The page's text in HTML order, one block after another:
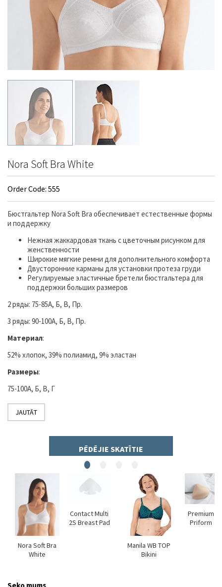
Nora Soft Bra White
Order Code: 555
Бюстгальтер Nora Soft Bra обеспечивает естественные формы
и поддержку
Нежная жаккардовая ткань с цветочным рисунком для
женственности
Широкие мягкие ремни для дополнительного комфорта
Двусторонние карманы для установки протеза груди
Регулируемые эластичные бретели бюстгальтера для
поддержки больших размеров
2 ряды: 75-85А, Б, В, Пр.
3 ряды: 90-100А, Б, В, Пр.
Материал:
52% хлопок, 39% полиамид, 9% эластан
Размеры:
75-100А, Б, В, Г
JAUTĀT
PĒDĒJIE SKATĪTIE
Nora Soft Bra
White
Contact Multi
2S Breast Pad
Manila WB TOP
Bikini
Premium
Priform